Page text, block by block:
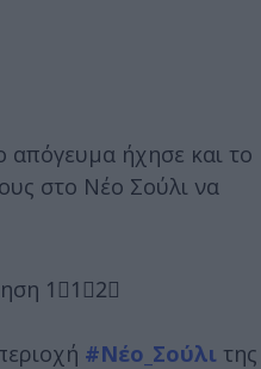
απόγευμα ήχησε και το
στο Νέο Σούλι να
1⃣1⃣2⃣
#Νέο_Σούλι της